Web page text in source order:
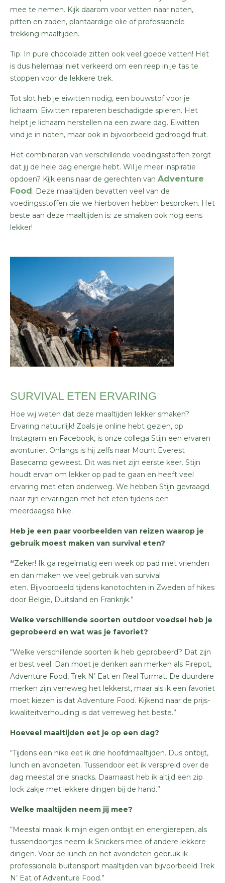
mee te nemen. Kijk daarom voor vetten naar noten,
pitten en zaden, plantaardige olie of professionele
trekking maaltijden.
Tip: In pure chocolade zitten ook veel goede vetten! Het
is dus helemaal niet verkeerd om een reep in je tas te
stoppen voor de lekkere trek.
Tot slot heb je eiwitten nodig, een bouwstof voor je
lichaam. Eiwitten repareren beschadigde spieren. Het
helpt je lichaam herstellen na een zware dag. Eiwitten
vind je in noten, maar ook in bijvoorbeeld gedroogd fruit.
Het combineren van verschillende voedingsstoffen zorgt
dat jij de hele dag energie hebt. Wil je meer inspiratie
opdoen? Kijk eens naar de gerechten van Adventure
Food . Deze maaltijden bevatten veel van de
voedingsstoffen die we hierboven hebben besproken. Het
beste aan deze maaltijden is: ze smaken ook nog eens
lekker!
SURVIVAL ETEN ERVARING
Hoe wij weten dat deze maaltijden lekker smaken?
Ervaring natuurlijk! Zoals je online hebt gezien, op
Instagram en Facebook, is onze collega Stijn een ervaren
avonturier. Onlangs is hij zelfs naar Mount Everest
Basecamp geweest. Dit was niet zijn eerste keer. Stijn
houdt ervan om lekker op pad te gaan en heeft veel
ervaring met eten onderweg. We hebben Stijn gevraagd
naar zijn ervaringen met het eten tijdens een
meerdaagse hike.
Heb je een paar voorbeelden van reizen waarop je
gebruik moest maken van survival eten?
“Zeker! Ik ga regelmatig een week op pad met vrienden
en dan maken we veel gebruik van survival
eten. Bijvoorbeeld tijdens kanotochten in Zweden of hikes
door België, Duitsland en Frankrijk.”
Welke verschillende soorten outdoor voedsel heb je
geprobeerd en wat was je favoriet?
“Welke verschillende soorten ik heb geprobeerd? Dat zijn
er best veel. Dan moet je denken aan merken als Firepot,
Adventure Food, Trek N’ Eat en Real Turmat. De duurdere
merken zijn verreweg het lekkerst, maar als ik een favoriet
moet kiezen is dat Adventure Food. Kijkend naar de prijs-
kwaliteitverhouding is dat verreweg het beste.”
Hoeveel maaltijden eet je op een dag?
“Tijdens een hike eet ik drie hoofdmaaltijden. Dus ontbijt,
lunch en avondeten. Tussendoor eet ik verspreid over de
dag meestal drie snacks. Daarnaast heb ik altijd een zip
lock zakje met lekkere dingen bij de hand.”
Welke maaltijden neem jij mee?
“Meestal maak ik mijn eigen ontbijt en energierepen, als
tussendoortjes neem ik Snickers mee of andere lekkere
dingen. Voor de lunch en het avondeten gebruik ik
professionele buitensport maaltijden van bijvoorbeeld Trek
N’ Eat of Adventure Food.”